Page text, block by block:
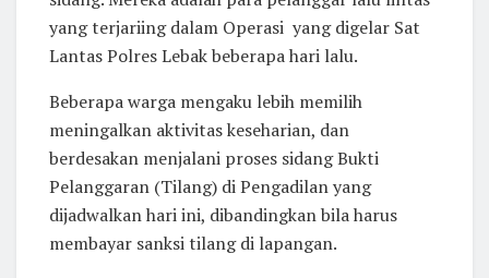
yang terjariing dalam Operasi yang digelar Sat
Lantas Polres Lebak beberapa hari lalu.
Beberapa warga mengaku lebih memilih
meningalkan aktivitas keseharian, dan
berdesakan menjalani proses sidang Bukti
Pelanggaran (Tilang) di Pengadilan yang
dijadwalkan hari ini, dibandingkan bila harus
membayar sanksi tilang di lapangan.